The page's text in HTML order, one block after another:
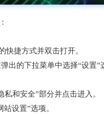
快捷方式并双击打开。
的下拉菜单中选择“设置”
和安全”部分并点击进入。
设置”选项。